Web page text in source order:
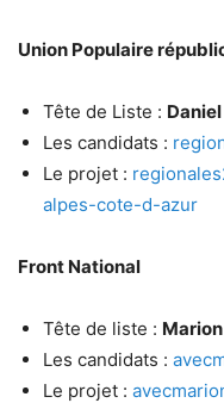
Union Populaire
Tête de Liste :
Les candidats :
Le projet :
alpes-cote-d-azur
Front National
Tête de liste :
Les candidats :
Le projet :